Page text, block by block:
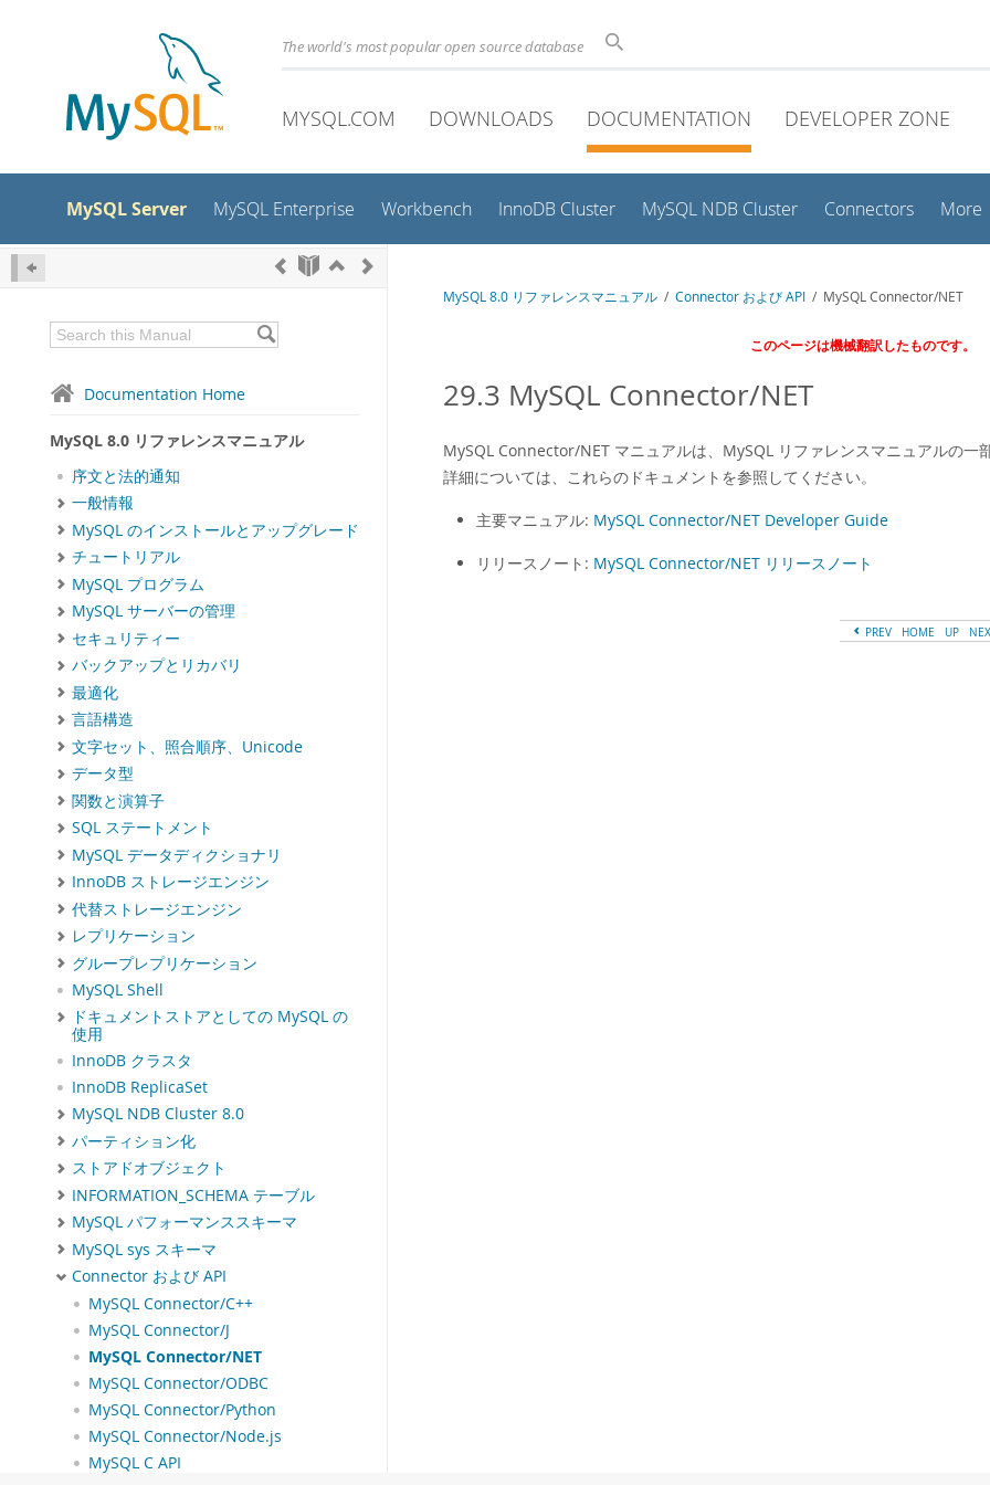
The world's most popular open source database
MYSQL.COM DOWNLOADS DOCUMENTATION DEVELOPER ZONE
MySQL Server MySQL Enterprise Workbench InnoDB Cluster MySQL NDB Cluster Connectors More
Documentation Home
MySQL 8.0 リファレンスマニュアル
序文と法的通知
一般情報
MySQL のインストールとアップグレード
チュートリアル
MySQL プログラム
MySQL サーバーの管理
セキュリティー
バックアップとリカバリ
最適化
言語構造
文字セット、照合順序、Unicode
データ型
関数と演算子
SQL ステートメント
MySQL データディクショナリ
InnoDB ストレージエンジン
代替ストレージエンジン
レプリケーション
グループレプリケーション
MySQL Shell
ドキュメントストアとしての MySQL の
使用
InnoDB クラスタ
InnoDB ReplicaSet
MySQL NDB Cluster 8.0
パーティション化
ストアドオブジェクト
INFORMATION_SCHEMA テーブル
MySQL パフォーマンススキーマ
MySQL sys スキーマ
Connector および API
MySQL Connector/C++
MySQL Connector/J
MySQL Connector/NET
MySQL Connector/ODBC
MySQL Connector/Python
MySQL Connector/Node.js
MySQL C API
MySQL 8.0 リファレンスマニュアル / Connector および API / MySQL Connector/NET
このページは機械翻訳したものです。
29.3 MySQL Connector/NET
MySQL Connector/NET マニュアルは、MySQL リファレンスマニュアルの
詳細については、これらのドキュメントを参照してください。
主要マニュアル: MySQL Connector/NET Developer Guide
リリースノート: MySQL Connector/NET リリースノート
PREV HOME UP